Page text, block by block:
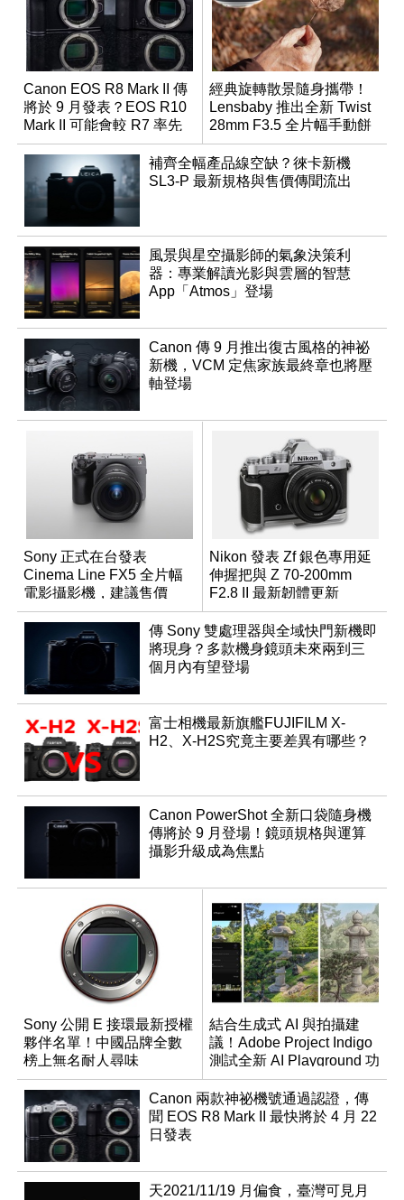
Canon EOS R8 Mark II 傳
將於 9 月發表？EOS R10
Mark II 可能會較 R7 率先
推出
經典旋轉散景隨身攜帶！
Lensbaby 推出全新 Twist
28mm F3.5 全片幅手動餅
乾鏡
補齊全幅產品線空缺？徠卡新機
SL3-P 最新規格與售價傳聞流出
風景與星空攝影師的氣象決策利
器：專業解讀光影與雲層的智慧
App「Atmos」登場
Canon 傳 9 月推出復古風格的神祕
新機，VCM 定焦家族最終章也將壓
軸登場
Sony 正式在台發表
Cinema Line FX5 全片幅
電影攝影機，建議售價
NT$144,980
Nikon 發表 Zf 銀色專用延
伸握把與 Z 70-200mm
F2.8 II 最新韌體更新
傳 Sony 雙處理器與全域快門新機即
將現身？多款機身鏡頭未來兩到三
個月內有望登場
富士相機最新旗艦FUJIFILM X-
H2、X-H2S究竟主要差異有哪些？
Canon PowerShot 全新口袋隨身機
傳將於 9 月登場！鏡頭規格與運算
攝影升級成為焦點
Sony 公開 E 接環最新授權
夥伴名單！中國品牌全數
榜上無名耐人尋味
結合生成式 AI 與拍攝建
議！Adobe Project Indigo
測試全新 AI Playground 功
能
Canon 兩款神祕機號通過認證，傳
聞 EOS R8 Mark II 最快將於 4 月 22
日發表
天2021/11/19 月偏食，臺灣可見月